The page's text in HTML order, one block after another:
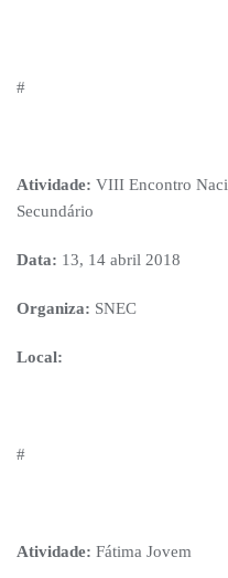
#
Atividade: VIII Encontro
Secundário
Data: 13, 14 abril 2018
Organiza: SNEC
Local:
#
Atividade: Fátima Jovem